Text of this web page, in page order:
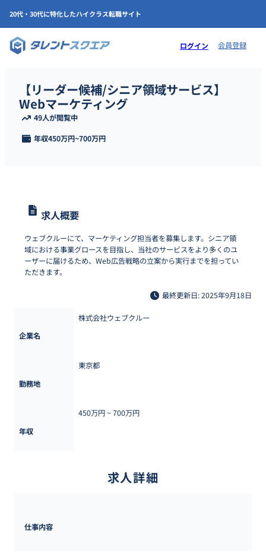
20代・30代に特化したハイクラス転職サイト
ログイン 会員登録
【リーダー候補/シニア領域サービス】
Webマーケティング
49人が閲覧中
年収450万円~700万円
求人概要
ウェブクルーにて、マーケティング担当者を募集します。シニア領
域における事業グロースを目指し、当社のサービスをより多くのユ
ーザーに届けるため、Web広告戦略の立案から実行までを担ってい
ただきます。
最終更新日: 2025年9月18日
企業名
株式会社ウェブクルー
勤務地
東京都
年収
450万円 ~ 700万円
求人詳細
仕事内容